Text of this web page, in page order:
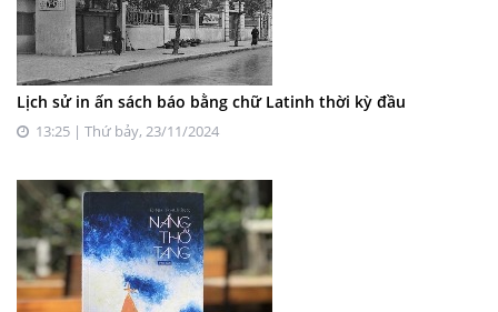
Lịch sử in ấn sách báo bằng chữ Latinh thời kỳ đầu
13:25 | Thứ bảy, 23/11/2024